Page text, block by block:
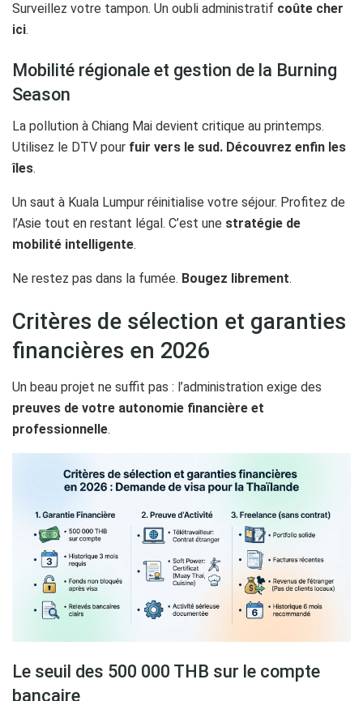
Surveillez votre tampon. Un oubli administratif coûte cher
ici.
Mobilité régionale et gestion de la Burning
Season
La pollution à Chiang Mai devient critique au printemps.
Utilisez le DTV pour fuir vers le sud. Découvrez enfin les
îles.
Un saut à Kuala Lumpur réinitialise votre séjour. Profitez de
l’Asie tout en restant légal. C’est une stratégie de
mobilité intelligente.
Ne restez pas dans la fumée. Bougez librement.
Critères de sélection et garanties
financières en 2026
Un beau projet ne suffit pas : l’administration exige des
preuves de votre autonomie financière et
professionnelle.
Le seuil des 500 000 THB sur le compte
bancaire